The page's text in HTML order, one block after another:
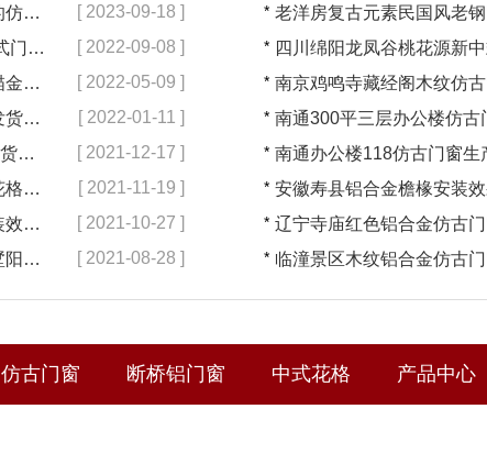
南京小众拍照圣地！鼓楼公园中的仿古门窗，秒回故宫【冠墅阳光】 [ 2023-09-18 ] *
武汉保原里8幢楼170平铝合金中式门窗装车发货 [ 2022-09-08 ] *
山东菏泽曹县伊斯兰教大殿仿古描金门窗效果展示{冠墅阳光} [ 2022-05-09 ] *
苏州竹辉中式酒店仿古门窗定制发货「冠墅阳光」 [ 2022-01-11 ] *
长兴三洲山370平民宿仿古门窗发货「冠墅阳光」 [ 2021-12-17 ] *
北京自建别墅红色仿古门窗，带花格打包「冠墅阳光」 [ 2021-11-19 ] *
西安蓝田自建四合院仿古门窗安装效果「冠墅阳光」 [ 2021-10-27 ] *
济南黄河文化传承基地项目与冠墅阳光仿古门窗合作 [ 2021-08-28 ] *
仿古门窗 断桥铝门窗 中式花格 产品中心